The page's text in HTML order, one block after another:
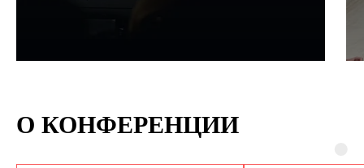
О КОНФЕРЕНЦИИ